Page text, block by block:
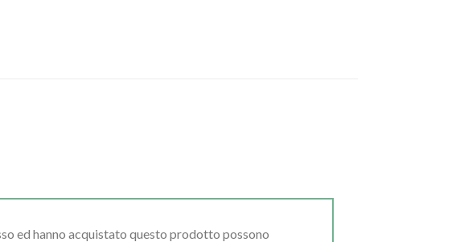
ed hanno acquistato questo prodotto possono